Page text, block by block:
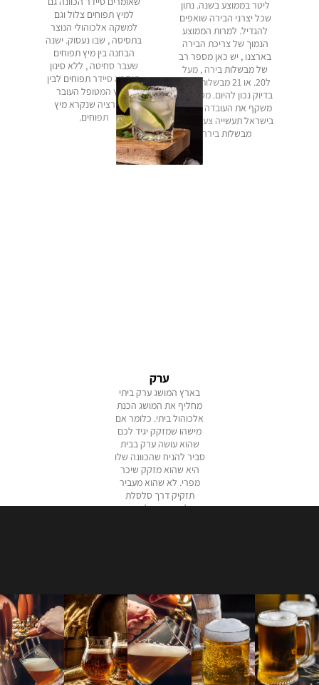
ליטר בממוצע בשנה. נתון
שכל יצרני הבירה שואפים
להגדיל. למרות הממוצע
הנמוך של צריכת הבירה
בארצנו , יש כאן מספר רב
של מבשלות בירה , מעל
ל20. או 21 מבשלות בירה
בדיוק נכון להיום. מספר זה
משקף את העובדה שקמה
בישראל תעשייה צעירה של
מבשלות בירה.
למיץ תפוחים צלול וגם
למשקה אלכוהולי הנוצר
בתסיסה , שבו נעסוק. ישנה
הבחנה בין מיץ תפוחים
שעבר סחיטה , ללא סינון
הנקרא סיידר תפוחים לבין
המיץ המטופל העובר
פילטרציה שנקרא מיץ
תפוחים.
ערק
בארץ המושג ערק ביתי
מחליף את המושג הכנת
אלכוהול ביתי. כלומר אם
מישהו שמזקק יגיד לכם
שהוא עושה ערק בבית
סביר להניח שהכוונה שלו
היא שהוא מזקק שיכר
מפרי. לא שהוא מעביר
תזקיק דרך סלסלת
תבלינים שמכילה אניס